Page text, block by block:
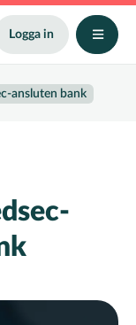
Logga in
ansluten bank